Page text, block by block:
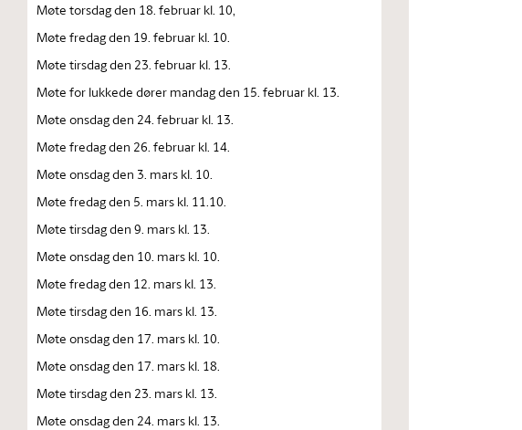
Møte torsdag den 18. februar kl. 10,
Møte fredag den 19. februar kl. 10.
Møte tirsdag den 23. februar kl. 13.
Møte for lukkede dører mandag den 15. februar kl. 13.
Møte onsdag den 24. februar kl. 13.
Møte fredag den 26. februar kl. 14.
Møte onsdag den 3. mars kl. 10.
Møte fredag den 5. mars kl. 11.10.
Møte tirsdag den 9. mars kl. 13.
Møte onsdag den 10. mars kl. 10.
Møte fredag den 12. mars kl. 13.
Møte tirsdag den 16. mars kl. 13.
Møte onsdag den 17. mars kl. 10.
Møte onsdag den 17. mars kl. 18.
Møte tirsdag den 23. mars kl. 13.
Møte onsdag den 24. mars kl. 13.